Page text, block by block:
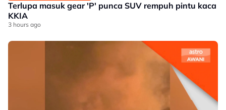
Terlupa masuk gear 'P' punca SUV rempuh pintu kaca
KKIA
3 hours ago